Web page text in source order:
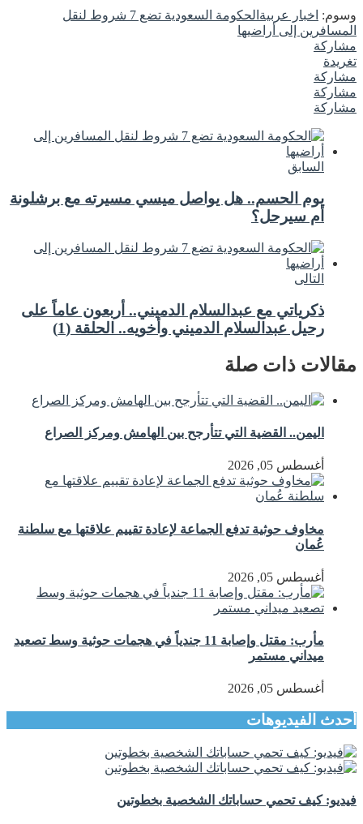
وسوم: اخبار عربية
الحكومة السعودية تضع 7 شروط لنقل
المسافرين إلى أراضيها
مشاركة
تغريدة
مشاركة
مشاركة
مشاركة
السابق
يوم الحسم.. هل يواصل ميسي مسيرته مع برشلونة
أم سيرحل؟
التالى
ذكرياتي مع عبدالسلام الدميني.. أربعون عاماً على
رحيل عبدالسلام الدميني وأخويه.. الحلقة (1)
مقالات ذات صلة
اليمن.. القضية التي تتأرجح بين الهامش ومركز الصراع
أغسطس 05, 2026
مخاوف حوثية تدفع الجماعة لإعادة تقييم علاقتها مع سلطنة
عُمان
أغسطس 05, 2026
مأرب: مقتل وإصابة 11 جندياً في هجمات حوثية وسط تصعيد
ميداني مستمر
أغسطس 05, 2026
أحدث الفيديوهات
فيديو: كيف تحمي حساباتك الشخصية بخطوتين